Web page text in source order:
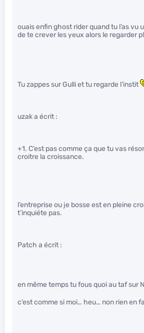
ouais enfin ghost rider quand tu l’as vu
de te crever les yeux alors le regarder
Tu zappes sur Gulli et tu regarde l’instit
uzak a écrit :
+1. C’est pas comme ça que tu vas
croitre la croissance.
l’entreprise ou je bosse est en pleine
t’inquiéte pas.
Patch a écrit :
en même temps tu fous quoi au taf sur
c’est comme si moi… heu… non rien en